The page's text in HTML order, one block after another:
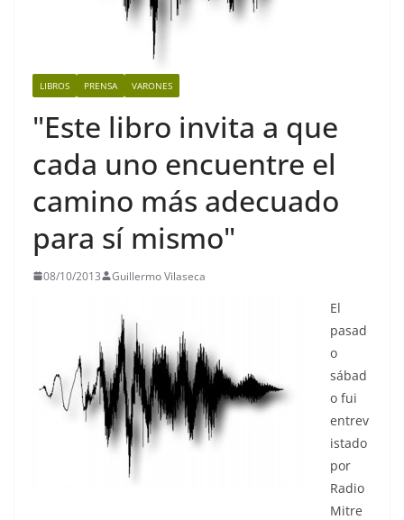
LIBROS PRENSA VARONES
"Este libro invita a que
cada uno encuentre el
camino más adecuado
para sí mismo"
08/10/2013 Guillermo Vilaseca
El
pasad
o
sábad
o fui
entrev
istado
por
Radio
Mitre